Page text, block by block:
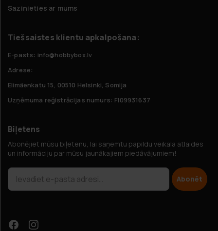
Sazinieties ar mums
Tiešsaistes klientu apkalpošana:
E-pasts: info@hobbybox.lv
Adrese:
Elimäenkatu 15, 00510 Helsinki, Somija
Uzņēmuma reģistrācijas numurs: FI09931637
Biļetens
Abonējiet mūsu biļetenu, lai saņemtu papildu veikala atlaides
un informāciju par mūsu jaunākajiem piedāvājumiem!
Abonēt